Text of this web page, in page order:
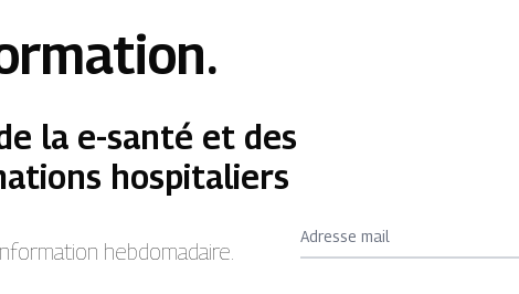
la e-santé et des
hospitaliers
hebdomadaire.
Adresse mail